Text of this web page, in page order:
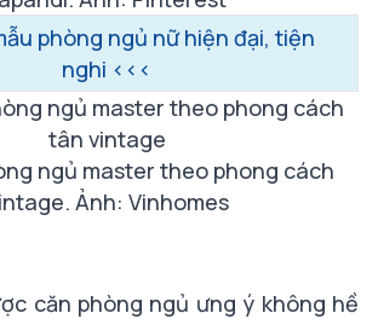
phòng ngủ nữ hiện đại, tiện
nghi <<<
ngủ master theo phong cách
Ảnh: Vinhomes
căn phòng ngủ ưng ý không hề